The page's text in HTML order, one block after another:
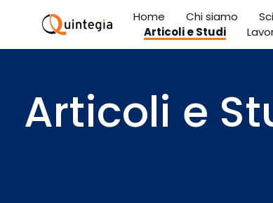
Home Chi siamo
Articoli e Studi
Articoli e